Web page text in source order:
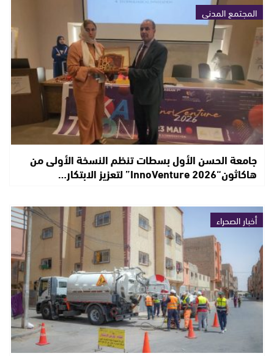
المجتمع المدني
جامعة الحسن الأول بسطات تنظم النسخة الأولى من
هاكاثون“InnoVenture 2026” لتعزيز الابتكار…
أخبار الصحراء